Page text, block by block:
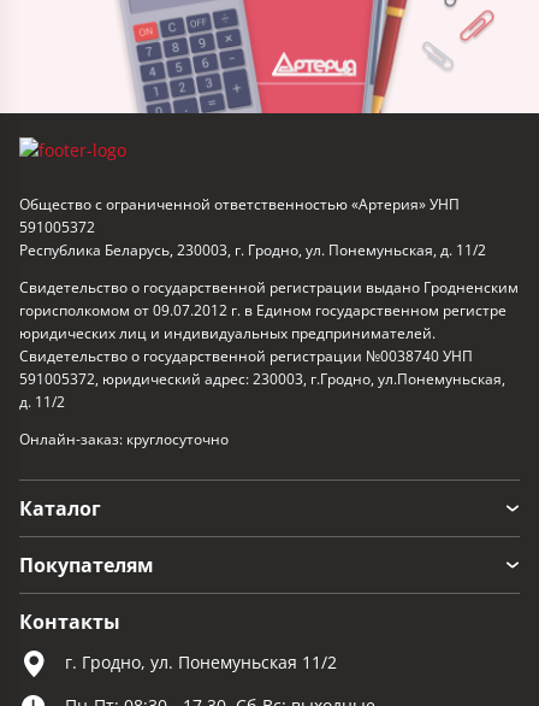
Общество с ограниченной ответственностью «Артерия» УНП
591005372
Республика Беларусь, 230003, г. Гродно, ул. Понемуньская, д. 11/2
Свидетельство о государственной регистрации выдано Гродненским
горисполкомом от 09.07.2012 г. в Едином государственном регистре
юридических лиц и индивидуальных предпринимателей.
Свидетельство о государственной регистрации №0038740 УНП
591005372, юридический адрес: 230003, г.Гродно, ул.Понемуньская,
д. 11/2
Онлайн-заказ: круглосуточно
Каталог
Покупателям
Контакты
г. Гродно, ул. Понемуньская 11/2